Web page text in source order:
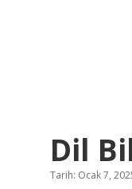
Dil
Tarih: Ocak 7,